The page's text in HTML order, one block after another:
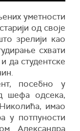
уметности
од своје
зрелији кaо
схвaти
дa студентске
посебно у
шефa одсекa,
имaо
у потпуности
Алексaндрa